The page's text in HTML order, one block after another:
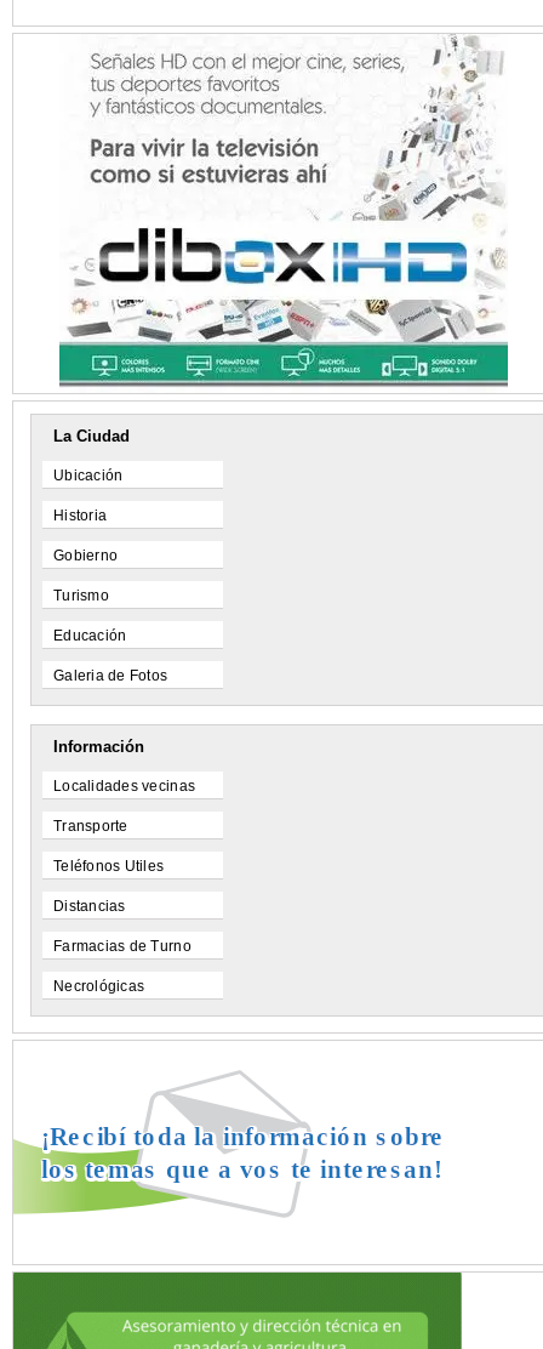
La Ciudad
Ubicación
Historia
Gobierno
Turismo
Educación
Galeria de Fotos
Información
Localidades vecinas
Transporte
Teléfonos Utiles
Distancias
Farmacias de Turno
Necrológicas